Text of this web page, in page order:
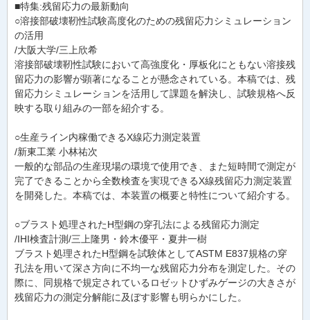
■特集:残留応力の最新動向
○溶接部破壊靭性試験高度化のための残留応力シミュレーション
の活用
/大阪大学/三上欣希
溶接部破壊靭性試験において高強度化・厚板化にともない溶接残
留応力の影響が顕著になることが懸念されている。本稿では、残
留応力シミュレーションを活用して課題を解決し、試験規格へ反
映する取り組みの一部を紹介する。
○生産ライン内稼働できるX線応力測定装置
/新東工業 小林祐次
一般的な部品の生産現場の環境で使用でき、また短時間で測定が
完了できることから全数検査を実現できるX線残留応力測定装置
を開発した。本稿では、本装置の概要と特性について紹介する。
○ブラスト処理されたH型鋼の穿孔法による残留応力測定
/IHI検査計測/三上隆男・鈴木優平・夏井一樹
ブラスト処理されたH型鋼を試験体としてASTM E837規格の穿
孔法を用いて深さ方向に不均一な残留応力分布を測定した。その
際に、同規格で規定されているロゼットひずみゲージの大きさが
残留応力の測定分解能に及ぼす影響も明らかにした。